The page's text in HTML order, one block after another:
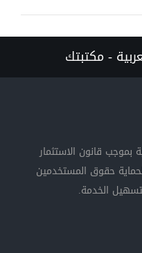
- مكتبتك
بموجب قانون الاستثمار
لسنة 2015 وذلك لحماية حقوق المستخدمين
الخدمة.